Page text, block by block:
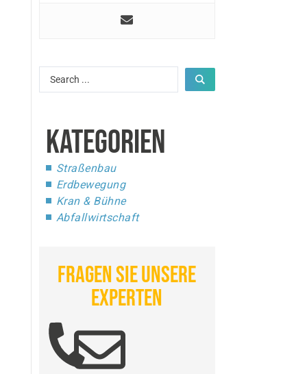
KATEGORIEN
Straßenbau
Erdbewegung
Kran & Bühne
Abfallwirtschaft
FRAGEN SIE UNSERE
EXPERTEN